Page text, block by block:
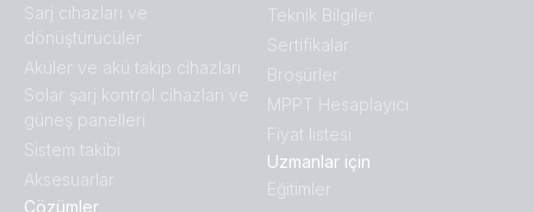
Ṣarj cihazları ve
dönüştürücüler
Aküler ve akü takip cihazları
Solar şarj kontrol cihazları ve
güneş panelleri
Sistem takibi
Aksesuarlar
Çözümler
Teknik Bilgiler
Sertifikalar
Broṣürler
MPPT Hesaplayıcı
Fiyat listesi
Uzmanlar için
Eğitimler